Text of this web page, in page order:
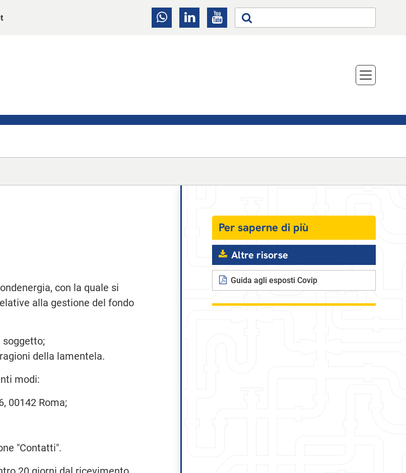
con la quale si
alla gestione del fondo
soggetto;
della lamentela.
modi:
00142 Roma;
"Contatti".
Per saperne di più
Altre risorse
Guida agli esposti Covip